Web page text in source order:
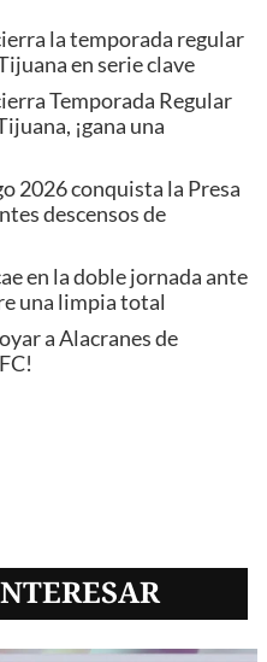
la temporada regular
en serie clave
Temporada Regular
¡gana una
2026 conquista la Presa
descensos de
en la doble jornada ante
una limpia total
a Alacranes de